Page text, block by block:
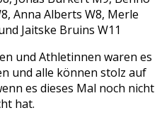
Anna Alberts W8, Merle
Jaitske Bruins W11
und Athletinnen waren es
und alle können stolz auf
es dieses Mal noch nicht
hat.